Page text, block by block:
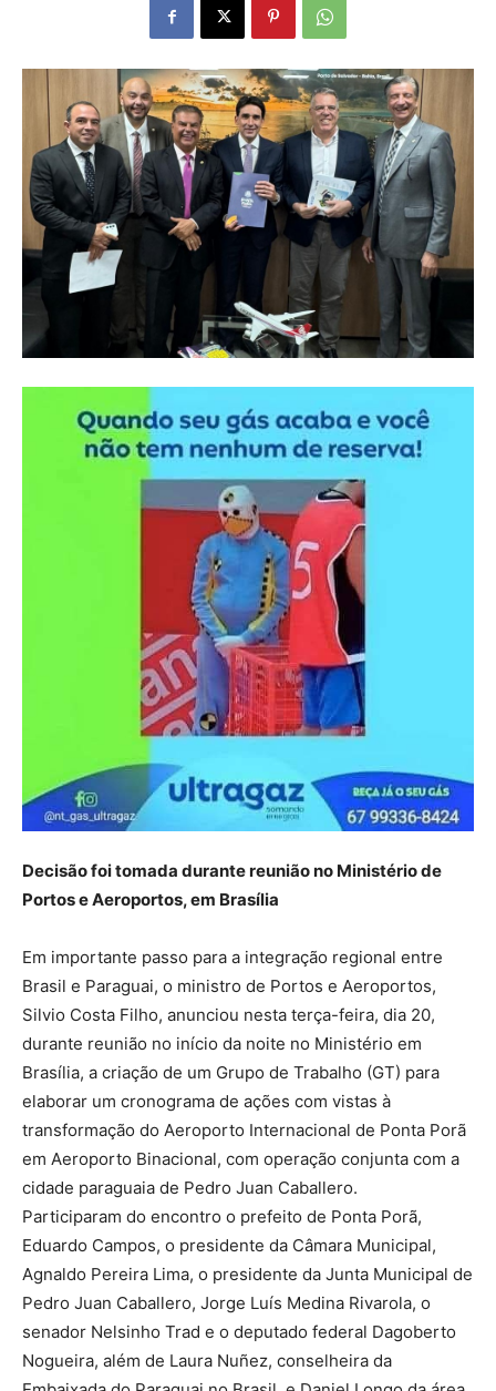
Decisão foi tomada durante reunião no Ministério de
Portos e Aeroportos, em Brasília
Em importante passo para a integração regional entre
Brasil e Paraguai, o ministro de Portos e Aeroportos,
Silvio Costa Filho, anunciou nesta terça-feira, dia 20,
durante reunião no início da noite no Ministério em
Brasília, a criação de um Grupo de Trabalho (GT) para
elaborar um cronograma de ações com vistas à
transformação do Aeroporto Internacional de Ponta Porã
em Aeroporto Binacional, com operação conjunta com a
cidade paraguaia de Pedro Juan Caballero.
Participaram do encontro o prefeito de Ponta Porã,
Eduardo Campos, o presidente da Câmara Municipal,
Agnaldo Pereira Lima, o presidente da Junta Municipal de
Pedro Juan Caballero, Jorge Luís Medina Rivarola, o
senador Nelsinho Trad e o deputado federal Dagoberto
Nogueira, além de Laura Nuñez, conselheira da